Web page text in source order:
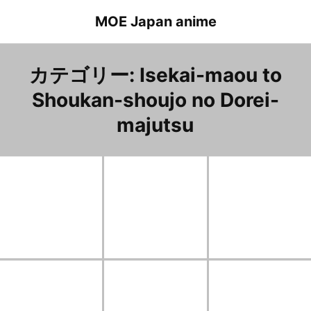
content
MOE Japan anime
カテゴリー: Isekai-maou to
Shoukan-shoujo no Dorei-
majutsu
How Not To Summon A Demon Load 12 Klem & Edelgard 異世界魔王と召喚少女の奴隷魔術 １２話 クルムとエデルガルド How Not To Summon A Demon Load 12 Alicia.Crystella 異世界魔王と召喚少女の奴隷魔術 １２話 アリシア・クリステラ How Not To Summon A Demon Load 12 Klem 異世界魔王と召喚少女の奴隷魔術 １２話 クルム
How Not To Summon A Demon Load 11 Rem.Galleu 異世界魔王と召喚少女の奴隷魔術 １１話 レム・ガレウ How Not To Summon A Demon Load 11 Alicia.Crystella 異世界魔王と召喚少女の奴隷魔術 １１話 アリシア・クリステラ How Not To Summon A Demon Load 11 Klem 異世界魔王と召喚少女の奴隷魔術 １１話 クルム